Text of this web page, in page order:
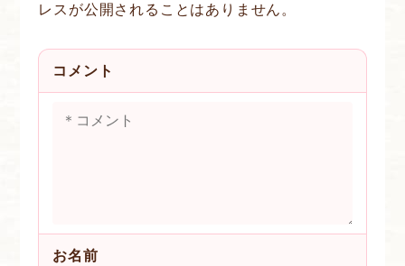
レスが公開されることはありません。
コメント
お名前